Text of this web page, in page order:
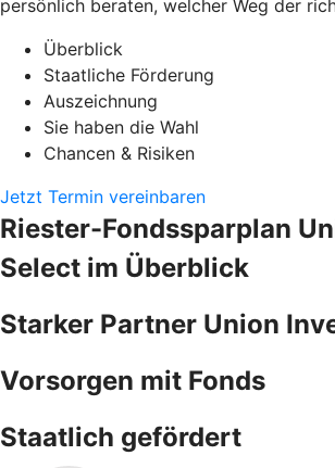
persönlich beraten, welcher Weg der
Überblick
Staatliche Förderung
Auszeichnung
Sie haben die Wahl
Chancen & Risiken
Jetzt Termin vereinbaren
Riester-Fondssparplan
Select im Überblick
Starker Partner Union
Vorsorgen mit Fonds
Staatlich gefördert